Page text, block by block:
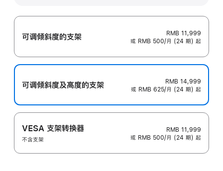
可调倾斜度的支架
RMB 11,999
或 RMB 500/月 (24 期) 起
可调倾斜度及高‍度的支‍架
RMB 14,999
或 RMB 625/月 (24 期) 起
VESA 支架转换器
不含支架
RMB 11,999
或 RMB 500/月 (24 期) 起